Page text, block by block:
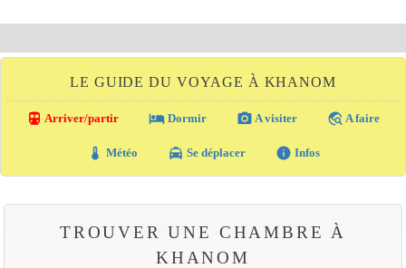
LE GUIDE DU VOYAGE À KHANOM
directions_transit Arriver/partir local_hotel Dormir photo_camera A visiter travel_explore A faire
thermostat Météo local_taxi Se déplacer info Infos
TROUVER UNE CHAMBRE À
KHANOM